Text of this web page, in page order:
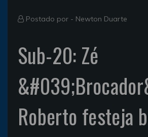
Postado por - Newton Duarte
Sub-20: Zé
Roberto festeja